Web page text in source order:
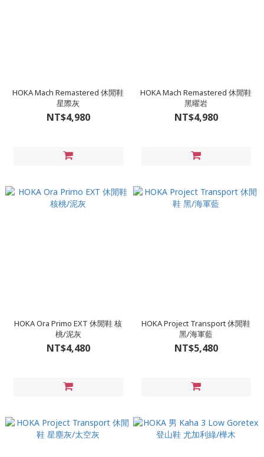
HOKA Mach Remastered 休閒鞋
星際灰
NT$4,980
HOKA Mach Remastered 休閒鞋
黑曜岩
NT$4,980
HOKA Ora Primo EXT 休閒鞋 核
桃/泥灰
NT$4,480
HOKA Project Transport 休閒鞋
黑/海軍藍
NT$5,480